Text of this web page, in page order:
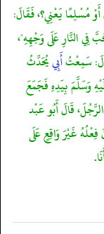
مُسْلِمًا يَعْنِي؟، فَقَالَ:
النَّارِ عَلَى وَجْهِهِ"،
سَمِعْتُأَبِييُحَدِّثُ
وَسَلَّمَ بِيَدِهِ فَجَمَعَ
قَالَ أَبُو عَبْد
غَيْرَ وَاقِعٍ عَلَى